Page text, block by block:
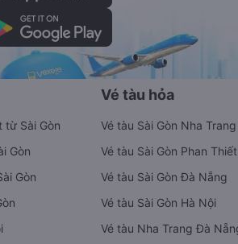
từ Sài Gòn
Gòn
Gòn
Vé tàu hỏa
Vé tàu Sài Gòn Nha Trang
Vé tàu Sài Gòn Phan Thiết
Vé tàu Sài Gòn Đà Nẵng
Vé tàu Sài Gòn Hà Nội
Vé tàu Nha Trang Đà